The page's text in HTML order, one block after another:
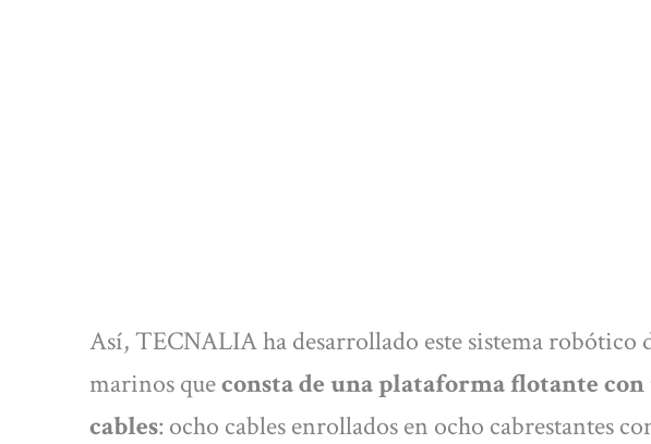
Así, TECNALIA ha desarrollado este sistema robótico
marinos queconsta de una plataforma flotante
cables: ocho cables enrollados en ocho cabrestantes